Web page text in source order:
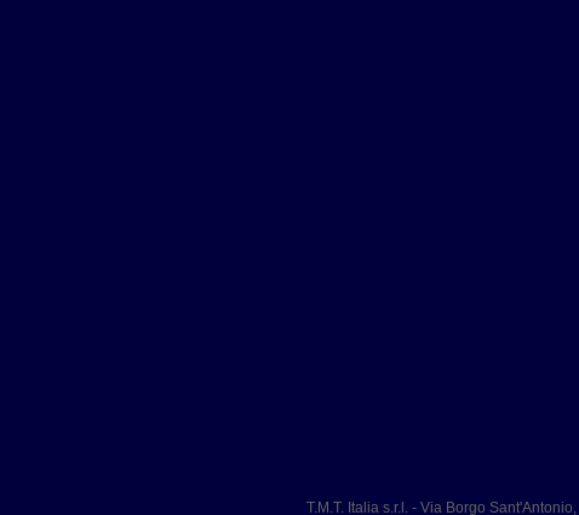
T.M.T. Italia s.r.l. - Via Borgo